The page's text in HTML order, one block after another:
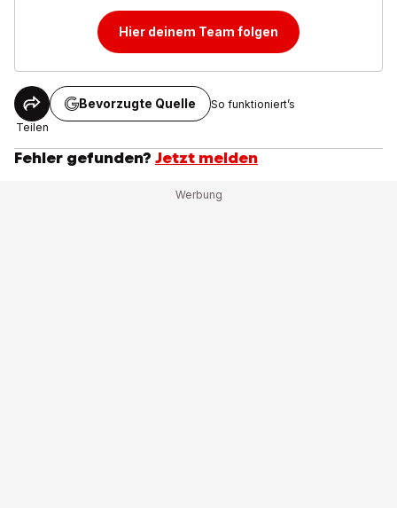
Hier deinem Team folgen
Teilen
Bevorzugte Quelle So funktioniert’s
Fehler gefunden? Jetzt melden